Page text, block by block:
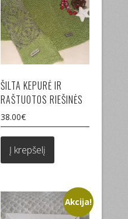
ŠILTA KEPURĖ IR
RAŠTUOTOS RIEŠINĖS
38.00€
Į krepšelį
Akcija!